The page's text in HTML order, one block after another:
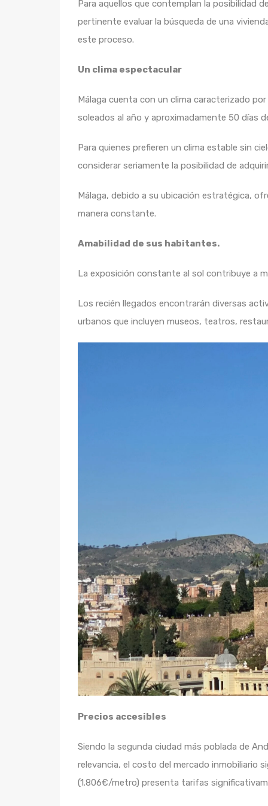
Para aquellos que contemplan la posibilidad
pertinente evaluar la búsqueda de una
este proceso.
Un clima espectacular
Málaga cuenta con un clima caracterizado
soleados al año y aproximadamente 50 días
Para quienes prefieren un clima estable sin
considerar seriamente la posibilidad de
Málaga, debido a su ubicación estratégica,
manera constante.
Amabilidad de sus habitantes.
La exposición constante al sol contribuye a
Los recién llegados encontrarán diversas
urbanos que incluyen museos, teatros,
Precios accesibles
Siendo la segunda ciudad más poblada de
relevancia, el costo del mercado inmobiliario
(1.806€/metro) presenta tarifas